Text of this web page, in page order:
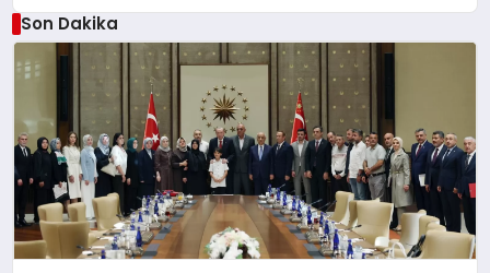
Son Dakika